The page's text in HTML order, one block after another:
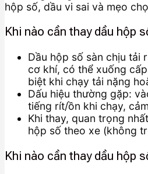
Khi nào cần thay dầu hộp
Dầu hộp số sàn chịu tải
cơ khí, có thể xuống
biệt khi chạy tải nặng
Dấu hiệu thường gặp:
tiếng rít/ồn khi chạy,
Khi thay, quan trọng
hộp số theo xe (không
Khi nào cần thay dầu hộp